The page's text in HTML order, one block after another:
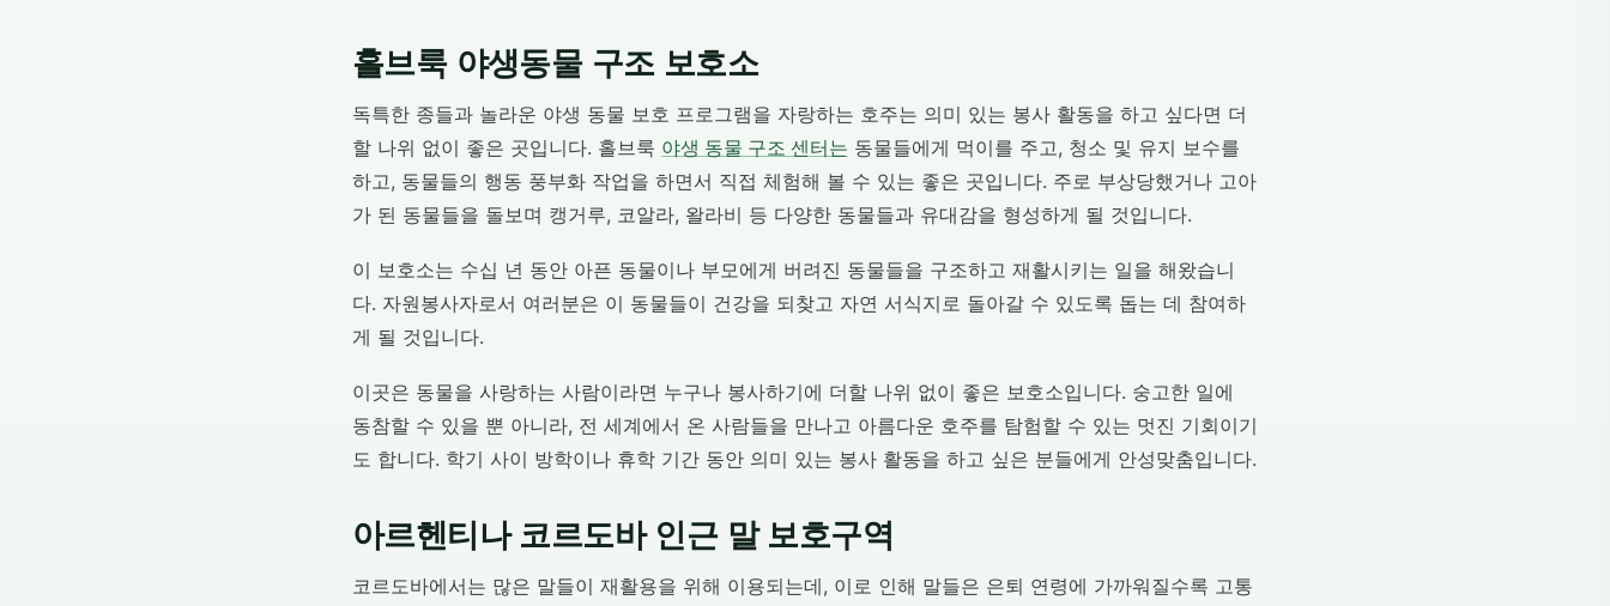
홀브룩 야생동물 구조 보호소
독특한 종들과 놀라운 야생 동물 보호 프로그램을 자랑하는 호주는 의미 있는 봉사 활동을 하고 싶다면 더
할 나위 없이 좋은 곳입니다. 홀브룩 야생 동물 구조 센터는 동물들에게 먹이를 주고, 청소 및 유지 보수를
하고, 동물들의 행동 풍부화 작업을 하면서 직접 체험해 볼 수 있는 좋은 곳입니다. 주로 부상당했거나 고아
가 된 동물들을 돌보며 캥거루, 코알라, 왈라비 등 다양한 동물들과 유대감을 형성하게 될 것입니다.
이 보호소는 수십 년 동안 아픈 동물이나 부모에게 버려진 동물들을 구조하고 재활시키는 일을 해왔습니
다. 자원봉사자로서 여러분은 이 동물들이 건강을 되찾고 자연 서식지로 돌아갈 수 있도록 돕는 데 참여하
게 될 것입니다.
이곳은 동물을 사랑하는 사람이라면 누구나 봉사하기에 더할 나위 없이 좋은 보호소입니다. 숭고한 일에
동참할 수 있을 뿐 아니라, 전 세계에서 온 사람들을 만나고 아름다운 호주를 탐험할 수 있는 멋진 기회이기
도 합니다. 학기 사이 방학이나 휴학 기간 동안 의미 있는 봉사 활동을 하고 싶은 분들에게 안성맞춤입니다.
아르헨티나 코르도바 인근 말 보호구역
코르도바에서는 많은 말들이 재활용을 위해 이용되는데, 이로 인해 말들은 은퇴 연령에 가까워질수록 고통